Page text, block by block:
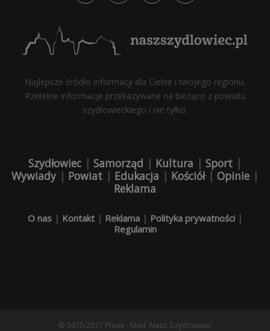
Najlepsze źródło informacji dla Ciebie i twojego regionu.
Rzetelne informacje przekazywane na bieżąco z powiatu
szydłowieckiego i nie tylko.
Szydłowiec | Samorząd | Kultura | Sport |
Wywiady| Powiat | Edukacja | Kościół| Opinie |
Reklama
O nas| Kontakt| Reklama| Polityka prywatności|
Regulamin
© 2010-2017 Press - Med 'Nasz Szydłowiec'